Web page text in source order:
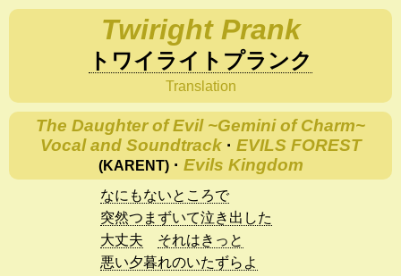
Twiright Prank
トワイライトプランク
Translation
The Daughter of Evil ~Gemini of Charm~
Vocal and Soundtrack· EVILS FOREST
(KARENT)· Evils Kingdom
なにもないところで
突然つまずいて泣き出した
大丈夫
それはきっと
悪い夕暮れのいたずらよ